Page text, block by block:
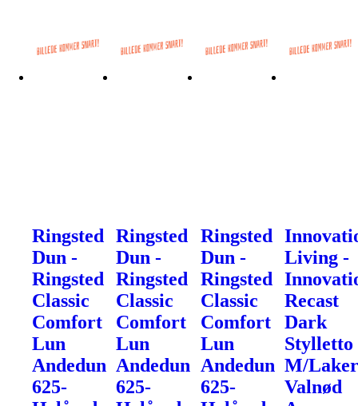
Ringsted
Dun -
Ringsted
Classic
Comfort
Lun
Andedun
625-
Ringsted
Dun -
Ringsted
Classic
Comfort
Lun
Andedun
625-
Ringsted
Dun -
Ringsted
Classic
Comfort
Lun
Andedun
625-
Living -
Recast
Dark
Stylletto
M/
Valnød